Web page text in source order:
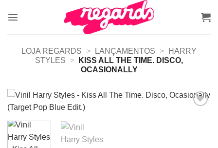
LOJA REGARDS > LANÇAMENTOS >
HARRY
STYLES
>
KISS ALL THE TIME. DISCO,
OCASIONALLY